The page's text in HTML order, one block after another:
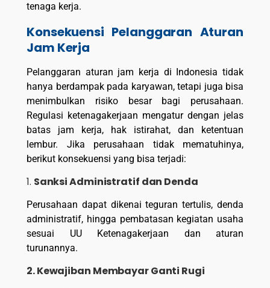
tenaga kerja.
Konsekuensi Pelanggaran Aturan
Jam Kerja
Pelanggaran aturan jam kerja di Indonesia tidak
hanya berdampak pada karyawan, tetapi juga bisa
menimbulkan risiko besar bagi perusahaan.
Regulasi ketenagakerjaan mengatur dengan jelas
batas jam kerja, hak istirahat, dan ketentuan
lembur. Jika perusahaan tidak mematuhinya,
berikut konsekuensi yang bisa terjadi:
1. Sanksi Administratif dan Denda
Perusahaan dapat dikenai teguran tertulis, denda
administratif, hingga pembatasan kegiatan usaha
sesuai UU Ketenagakerjaan dan aturan
turunannya.
2. Kewajiban Membayar Ganti Rugi